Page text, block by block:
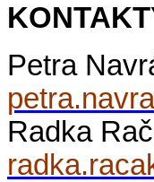
Petra
Radka